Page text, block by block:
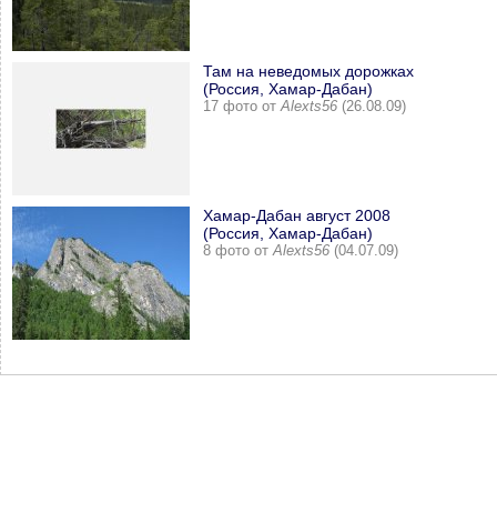
Там на неведомых дорожках
(Россия, Хамар-Дабан)
17 фото отAlexts56 (26.08.09)
Хамар-Дабан август 2008
(Россия, Хамар-Дабан)
8 фото отAlexts56 (04.07.09)